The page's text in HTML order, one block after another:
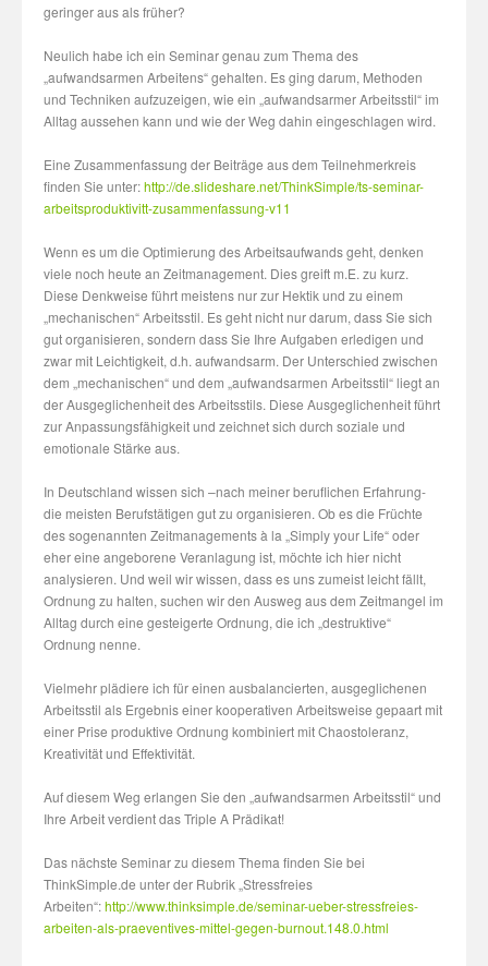
geringer aus als früher?
Neulich habe ich ein Seminar genau zum Thema des
„aufwandsarmen Arbeitens“ gehalten. Es ging darum, Methoden
und Techniken aufzuzeigen, wie ein „aufwandsarmer Arbeitsstil“ im
Alltag aussehen kann und wie der Weg dahin eingeschlagen wird.
Eine Zusammenfassung der Beiträge aus dem Teilnehmerkreis
finden Sie unter:http://de.slideshare.net/ThinkSimple/ts-seminar-
arbeitsproduktivitt-zusammenfassung-v11
Wenn es um die Optimierung des Arbeitsaufwands geht, denken
viele noch heute an Zeitmanagement. Dies greift m.E. zu kurz.
Diese Denkweise führt meistens nur zur Hektik und zu einem
„mechanischen“ Arbeitsstil. Es geht nicht nur darum, dass Sie sich
gut organisieren, sondern dass Sie Ihre Aufgaben erledigen und
zwar mit Leichtigkeit, d.h. aufwandsarm. Der Unterschied zwischen
dem „mechanischen“ und dem „aufwandsarmen Arbeitsstil“ liegt an
der Ausgeglichenheit des Arbeitsstils. Diese Ausgeglichenheit führt
zur Anpassungsfähigkeit und zeichnet sich durch soziale und
emotionale Stärke aus.
In Deutschland wissen sich –nach meiner beruflichen Erfahrung-
die meisten Berufstätigen gut zu organisieren. Ob es die Früchte
des sogenannten Zeitmanagements à la „Simply your Life“ oder
eher eine angeborene Veranlagung ist, möchte ich hier nicht
analysieren. Und weil wir wissen, dass es uns zumeist leicht fällt,
Ordnung zu halten, suchen wir den Ausweg aus dem Zeitmangel im
Alltag durch eine gesteigerte Ordnung, die ich „destruktive“
Ordnung nenne.
Vielmehr plädiere ich für einen ausbalancierten, ausgeglichenen
Arbeitsstil als Ergebnis einer kooperativen Arbeitsweise gepaart mit
einer Prise produktive Ordnung kombiniert mit Chaostoleranz,
Kreativität und Effektivität.
Auf diesem Weg erlangen Sie den „aufwandsarmen Arbeitsstil“ und
Ihre Arbeit verdient das Triple A Prädikat!
Das nächste Seminar zu diesem Thema finden Sie bei
ThinkSimple.de unter der Rubrik „Stressfreies
Arbeiten“:http://www.thinksimple.de/seminar-ueber-stressfreies-
arbeiten-als-praeventives-mittel-gegen-burnout.148.0.html